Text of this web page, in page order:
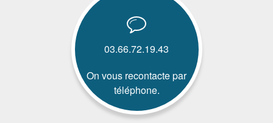
03.66.72.19.43
On vous recontacte par
téléphone.